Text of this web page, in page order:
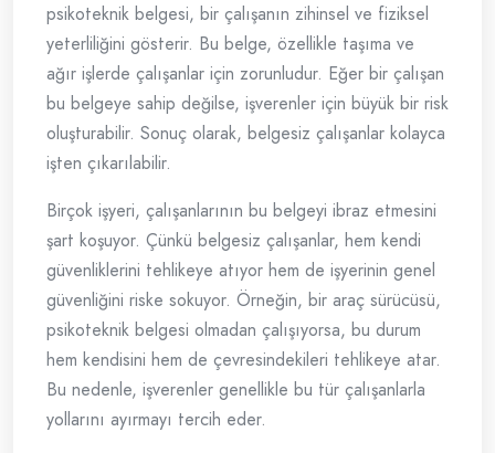
psikoteknik belgesi, bir çalışanın zihinsel ve fiziksel
yeterliliğini gösterir. Bu belge, özellikle taşıma ve
ağır işlerde çalışanlar için zorunludur. Eğer bir çalışan
bu belgeye sahip değilse, işverenler için büyük bir risk
oluşturabilir. Sonuç olarak, belgesiz çalışanlar kolayca
işten çıkarılabilir.
Birçok işyeri, çalışanlarının bu belgeyi ibraz etmesini
şart koşuyor. Çünkü belgesiz çalışanlar, hem kendi
güvenliklerini tehlikeye atıyor hem de işyerinin genel
güvenliğini riske sokuyor. Örneğin, bir araç sürücüsü,
psikoteknik belgesi olmadan çalışıyorsa, bu durum
hem kendisini hem de çevresindekileri tehlikeye atar.
Bu nedenle, işverenler genellikle bu tür çalışanlarla
yollarını ayırmayı tercih eder.